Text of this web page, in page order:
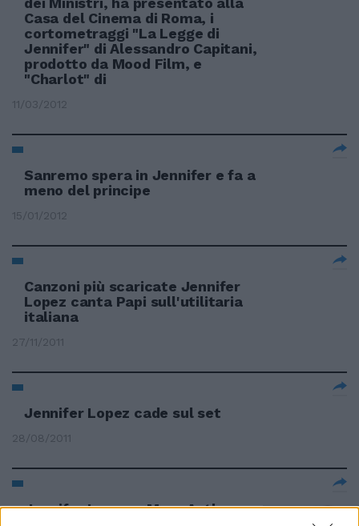
Casa del Cinema di Roma, i
cortometraggi "La Legge di
Jennifer" di Alessandro Capitani,
prodotto da Mood Film, e
"Charlot" di
11/03/2012
Sanremo spera in Jennifer e fa a
meno del principe
15/01/2012
Canzoni più scaricate Jennifer
Lopez canta Papi sull'utilitaria
italiana
27/11/2011
Jennifer Lopez cade sul set
28/08/2011
Jennifer Lopez e Marc Anthony